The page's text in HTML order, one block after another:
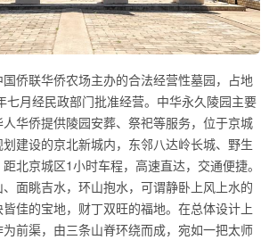
侨联华侨农场主办的合法经营性墓园，占地
七月经民政部门批准经营。中华永久陵园主要
华侨提供陵园安葬、祭祀等服务，位于京城
建设的京北新城内，东邻八达岭长城、野生
北京城区1小时车程，高速直达，交通便捷。
面眺吉水，环山抱水，可谓静卧上风上水的
佳的宝地，财丁双旺的福地。在总体设计上
前渠，由三条山脊环绕而成，宛如一把太师